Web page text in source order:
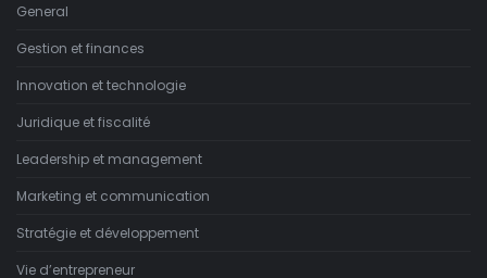
General
Gestion et finances
Innovation et technologie
Juridique et fiscalité
Leadership et management
Marketing et communication
Stratégie et développement
Vie d’entrepreneur